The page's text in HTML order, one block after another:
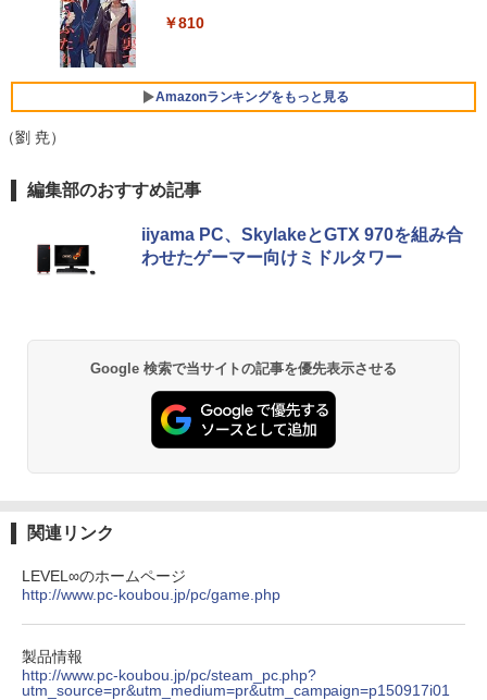
ソコン 中古ノートPC 中古PC SSD1TB
｜第8世代 Core m3-8100Y｜メモリ8GB
19｜軽量モバイルタブレットPC｜プラチ
ナ｜本体のみ｜キーボードなし
＼3年保証／ デスクトップパソコン パソ
8~32GB SSD 256GB~1TB デスクトップ
PC office2021 ゲーム 本体のみ
【エントリーでポイント100％還元のチ
ャンス】GMKtec ミニPC AMD Ryzen 5
7640HS 6コア12スレッド MAX5.0GHz D
A 静音 mini pc Windows11 Pro 4K 3画
面出力 M6 Ultra
高画質 デュアルモニター サブモニター
￥9,999
5
HP P224 LED液晶モニター 21.5インチワ
（フルHD）白色LEDバックライト IPSパ
ネル 非光沢 ノングレア ディスプレイポ
ート HDMI VGA PS4 switch 対応 スイッ
￥1,080
￥3,480
￥810
Amazonランキングをもっと見る
（劉 尭）
編集部のおすすめ記事
iiyama PC、SkylakeとGTX 970を組み合
わせたゲーマー向けミドルタワー
Google 検索で当サイトの記事を優先表示させる
関連リンク
LEVEL∞のホームページ
http://www.pc-koubou.jp/pc/game.php
製品情報
http://www.pc-koubou.jp/pc/steam_pc.php?
utm_source=pr&utm_medium=pr&utm_campaign=p150917i01